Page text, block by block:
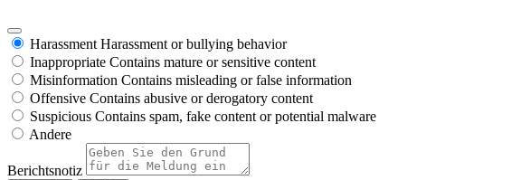
Harassment Harassment or bullying behavior
Inappropriate Contains mature or sensitive content
Misinformation Contains misleading or false information
Offensive Contains abusive or derogatory content
Suspicious Contains spam, fake content or potential malware
Andere
Berichtsnotiz